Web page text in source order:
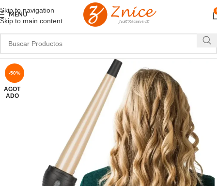
Skip to navigation
Skip to main content
MENU
-50%
AGOT
ADO